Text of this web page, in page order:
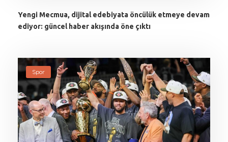
Yengi Mecmua, dijital edebiyata öncülük etmeye devam
ediyor: güncel haber akışında öne çıktı
Spor